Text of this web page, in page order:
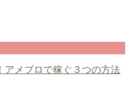
アメブロで稼ぐ３つの方法